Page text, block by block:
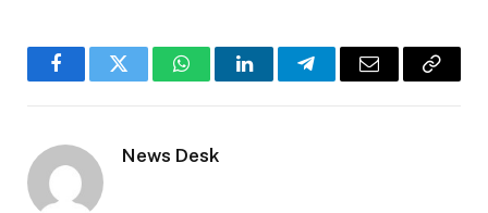
FacebookTwitter WhatsAppLinkedInTelegramEmail
Copy
News Desk